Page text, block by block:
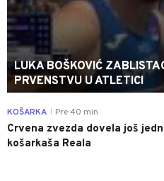
LUKA BOŠKOVIĆ
PRVENSTVU U ATLETICI
KOŠARKA Pre 40 min
Crvena zvezda dovela još
košarkaša Reala